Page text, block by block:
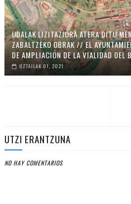
UDALAK LIZITAZIORA ATERA DITU
ZABALTZEKO OBRAK // EL
DE AMPLIACIÓN DE LA VIALIDAD DEL
UZTAILAK 01, 2021
UTZI ERANTZUNA
NO HAY COMENTARIOS